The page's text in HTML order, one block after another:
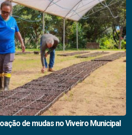
de mudas no Viveiro Municipal